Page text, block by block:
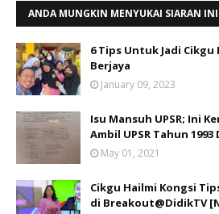
ANDA MUNGKIN MENYUKAI SIARAN INI
6 Tips Untuk Jadi
Berjaya
January 09, 2023
Isu Mansuh UPSR; Ini
Ambil UPSR Tahun 1993
May 01, 2021
Cikgu Hailmi Kongsi
di Breakout@DidikTV